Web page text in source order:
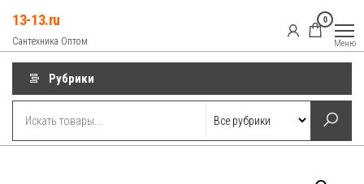
содержимому
13-13.ru
Сантехника Оптом
0
Меню
Рубрики